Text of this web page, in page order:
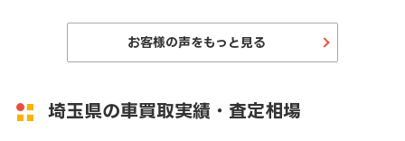
お客様の声をもっと見る
埼玉県の車買取実績・査定相場